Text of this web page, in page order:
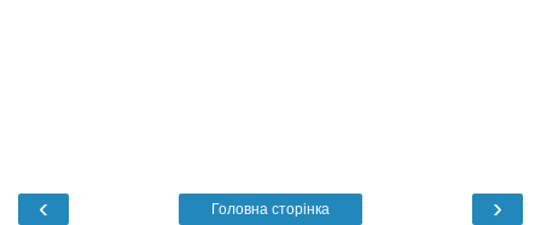
‹ ›
Головна сторінка